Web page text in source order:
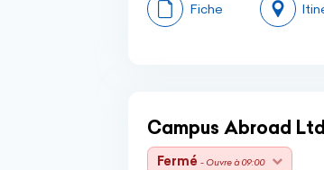
Fiche
Campus Abroad
Fermé - Ouvre à 09:00